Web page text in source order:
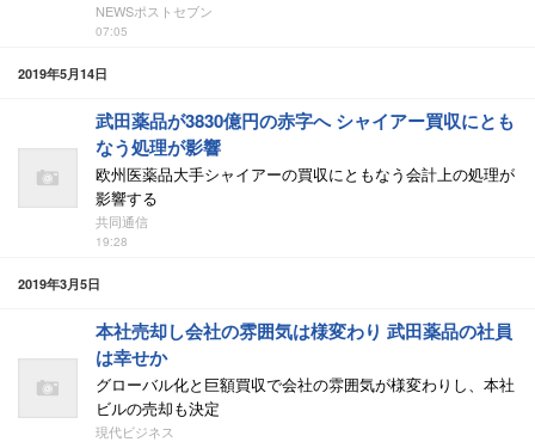
NEWSポストセブン
07:05
2019年5月14日
武田薬品が3830億円の赤字へ シャイアー買収にとも
なう処理が影響
欧州医薬品大手シャイアーの買収にともなう会計上の処理が
影響する
共同通信
19:28
2019年3月5日
本社売却し会社の雰囲気は様変わり 武田薬品の社員
は幸せか
グローバル化と巨額買収で会社の雰囲気が様変わりし、本社
ビルの売却も決定
現代ビジネス